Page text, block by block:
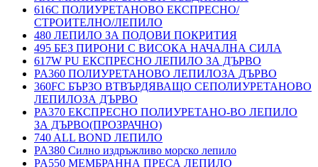
616C ПОЛИУРЕТАНОВО ЕКСПРЕСНО/
СТРОИТЕЛНО/ЛЕПИЛО
480 ЛЕПИЛО ЗА ПОДОВИ ПОКРИТИЯ
495 БЕЗ ПИРОНИ С ВИСОКА НАЧАЛНА СИЛА
617W PU ЕКСПРЕСНО ЛЕПИЛО ЗА ДЪРВО
PA360 ПОЛИУРЕТАНОВО ЛЕПИЛОЗА ДЪРВО
360FC БЪРЗО ВТВЪРДЯВАЩО СЕПОЛИУРЕТАНОВО
ЛЕПИЛОЗА ДЪРВО
PA370 ЕКСПРЕСНО ПОЛИУРЕТАНО-ВО ЛЕПИЛО
ЗА ДЪРВО(ПРОЗРАЧНО)
740 ALL BOND ЛЕПИЛО
PA380 Силно издръжливо морско лепило
PA550 МЕМБРАННА ПРЕСА ЛЕПИЛО